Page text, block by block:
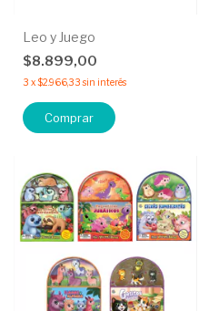
Leo y Juego
$8.899,00
3 x$2.966,33 sin interés
Comprar